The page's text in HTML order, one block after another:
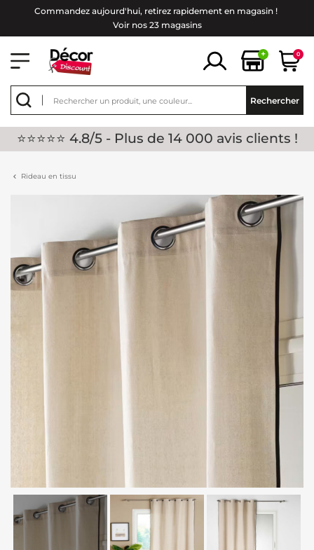
Commandez aujourd'hui, retirez rapidement en magasin !
Voir nos 23 magasins
+ 0
Rechercher
⭐⭐⭐⭐⭐ 4.8/5 - Plus de 14 000 avis clients !
Rideau en tissu